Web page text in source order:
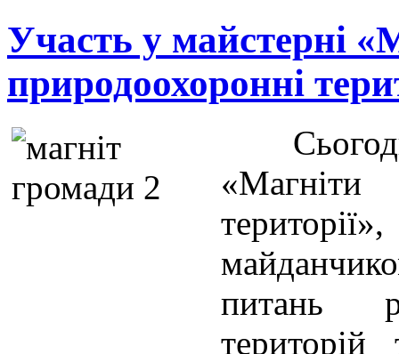
Участь у майстерні
природоохоронні
«Магніти
питань
територій